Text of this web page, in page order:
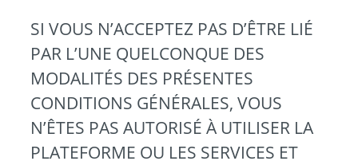
SI VOUS N’ACCEPTEZ PAS D’ÊTRE LIÉ
PAR L’UNE QUELCONQUE DES
MODALITÉS DES PRÉSENTES
CONDITIONS GÉNÉRALES, VOUS
N’ÊTES PAS AUTORISÉ À UTILISER LA
PLATEFORME OU LES SERVICES ET